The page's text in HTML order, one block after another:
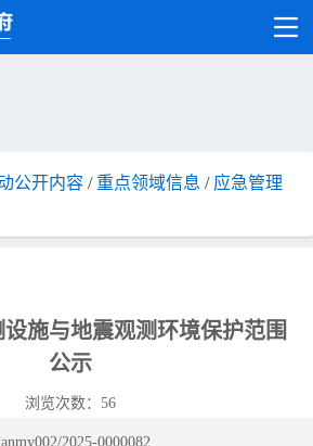
公开内容 / 重点领域信息 / 应急管理
施与地震观测环境保护范围
公示
浏览次数： 56
2025-0000082